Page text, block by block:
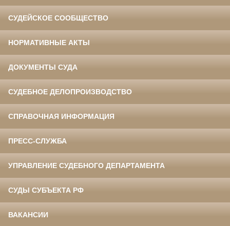
СУДЕЙСКОЕ СООБЩЕСТВО
НОРМАТИВНЫЕ АКТЫ
ДОКУМЕНТЫ СУДА
СУДЕБНОЕ ДЕЛОПРОИЗВОДСТВО
СПРАВОЧНАЯ ИНФОРМАЦИЯ
ПРЕСС-СЛУЖБА
УПРАВЛЕНИЕ СУДЕБНОГО ДЕПАРТАМЕНТА
СУДЫ СУБЪЕКТА РФ
ВАКАНСИИ